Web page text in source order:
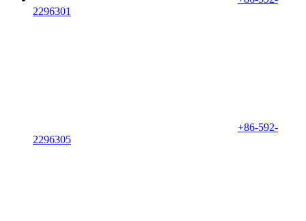
2296301
+86-592-
2296305